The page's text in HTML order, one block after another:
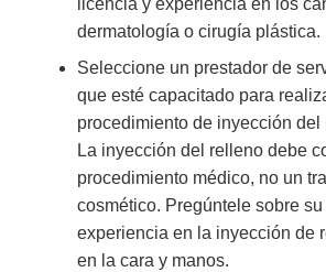
licencia y experiencia en los
dermatología o cirugía plástica.
Seleccione un prestador de
que esté capacitado para
procedimiento de inyección del
La inyección del relleno debe
procedimiento médico, no un
cosmético. Pregúntele sobre
experiencia en la inyección de
en la cara y manos.